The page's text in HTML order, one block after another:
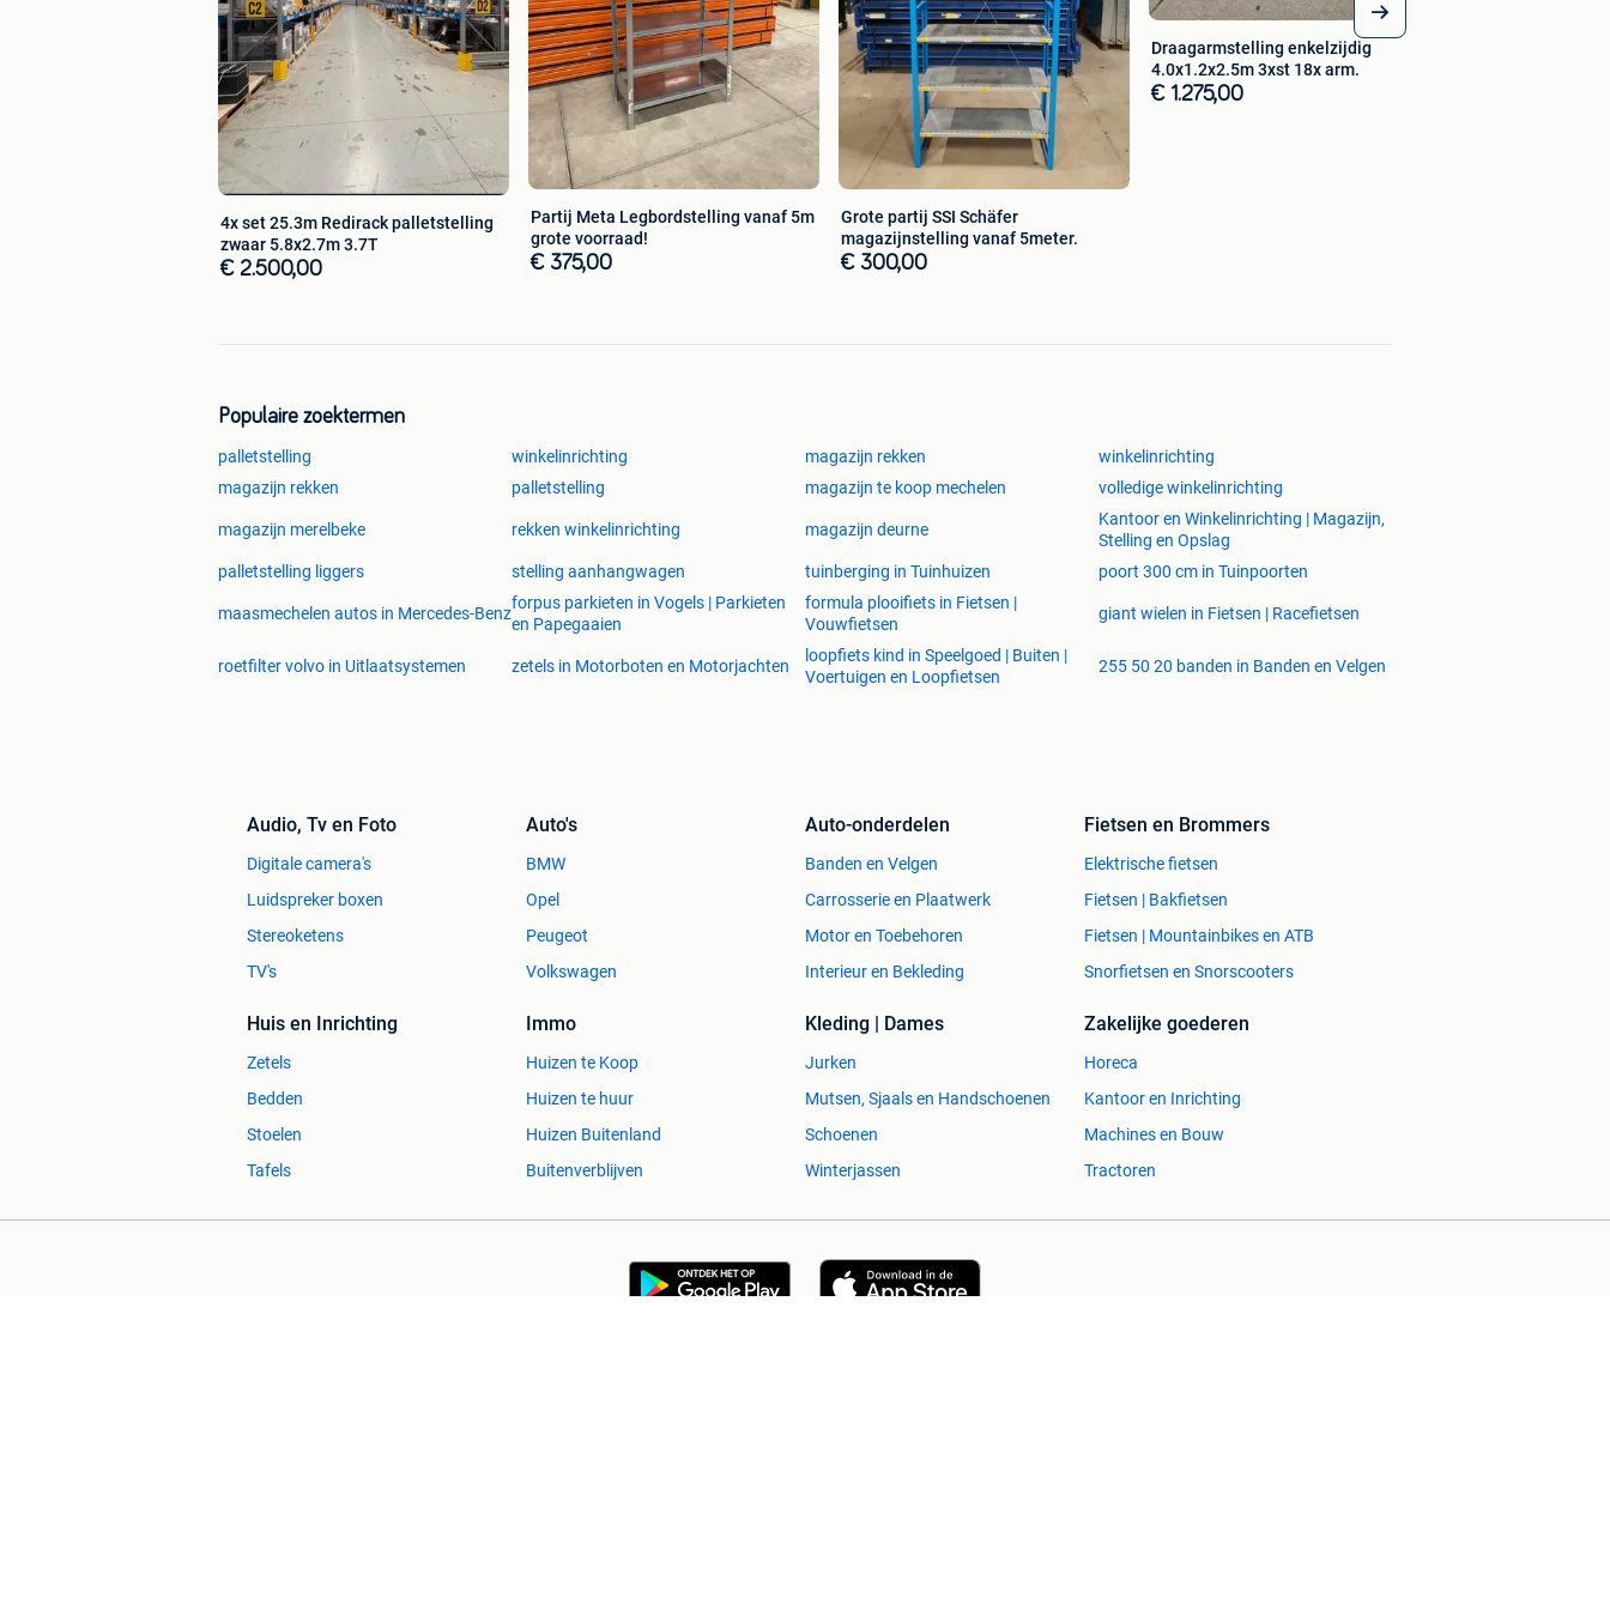
gebruikte grootvak stellingen, gebruikte grootvak stelling. nieuwe magazijnstelling, nieuwe
magazijnstellingen, nieuwemagazijnstelling, nieuwemagazijnstellingen,gebruikt mecalux,
gebruikt jungheinrich, gebruikt jung heinrich, gebruikte jungheinrich, gebruikte jung heinrich,
gebruiktemecalux, gebruikte magazijninrichting, gebruikte magazijn inrichting,
gebruiktemagazijninrichting, gebruiktemagazijn inrichting, gebruikte breedvakstellingen,
gebruikte breedvakstelling, breedvakstellingen, breedvakstelling, archiefstellingen,
archiefstelling, kantoorinrichting, kantoor inrichting, kantoor inrichtingen
4x set 25.3m Redirack palletstelling
zwaar 5.8x2.7m 3.7T
€ 2.500,00
Partij Meta Legbordstelling vanaf 5m
grote voorraad!
€ 375,00
Grote partij SSI Schäfer
magazijnstelling vanaf 5meter.
€ 300,00
Draagarmstelling enkelzijdig
4.0x1.2x2.5m 3xst 18x arm.
€ 1.275,00
Populaire zoektermen
palletstelling winkelinrichting magazijn rekken
winkelinrichting
magazijn rekken
palletstelling magazijn te koop mechelen volledige winkelinrichting
magazijn merelbeke rekken winkelinrichting magazijn deurne
Kantoor en Winkelinrichting | Magazijn,
Stelling en Opslag
palletstelling liggers
stelling aanhangwagen tuinberging in Tuinhuizen poort 300 cm in Tuinpoorten
maasmechelen autos in Mercedes-Benz
forpus parkieten in Vogels | Parkieten
en Papegaaien
formula plooifiets in Fietsen |
Vouwfietsen
giant wielen in Fietsen | Racefietsen
roetfilter volvo in Uitlaatsystemen zetels in Motorboten en Motorjachten
loopfiets kind in Speelgoed | Buiten |
Voertuigen en Loopfietsen
255 50 20 banden in Banden en Velgen
Audio, Tv en Foto
Digitale camera's
Luidspreker boxen
Stereoketens
TV's
Auto's
BMW
Opel
Peugeot
Volkswagen
Auto-onderdelen
Banden en Velgen
Carrosserie en Plaatwerk
Motor en Toebehoren
Interieur en Bekleding
Fietsen en Brommers
Elektrische fietsen
Fietsen | Bakfietsen
Fietsen | Mountainbikes en ATB
Snorfietsen en Snorscooters
Huis en Inrichting
Zetels
Bedden
Stoelen
Tafels
Immo
Huizen te Koop
Huizen te huur
Huizen Buitenland
Buitenverblijven
Kleding | Dames
Jurken
Mutsen, Sjaals en Handschoenen
Schoenen
Winterjassen
Zakelijke goederen
Horeca
Kantoor en Inrichting
Machines en Bouw
Tractoren